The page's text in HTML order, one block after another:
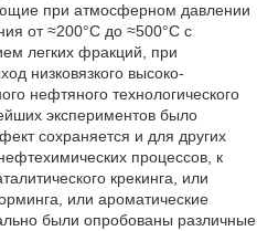
при атмосферном давлении
от ≈200°С до ≈500°С с
легких фракций, при
низковязкого высоко-
нефтяного технологического
экспериментов было
сохраняется и для других
процессов, к
крекинга, или
или ароматические
были опробованы различные